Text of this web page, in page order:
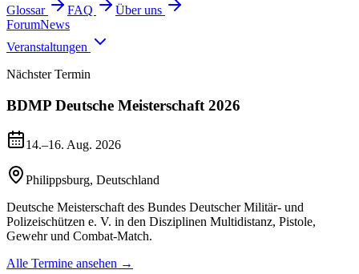
Glossar FAQ
Über uns
ForumNews
Veranstaltungen
Nächster Termin
BDMP Deutsche Meisterschaft 2026
14.–16. Aug. 2026
Philippsburg, Deutschland
Deutsche Meisterschaft des Bundes Deutscher Militär- und
Polizeischützen e. V. in den Disziplinen Multidistanz, Pistole,
Gewehr und Combat-Match.
Alle Termine ansehen →